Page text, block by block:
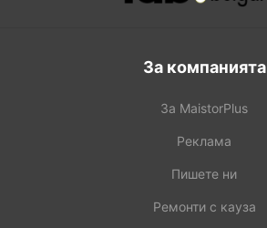
За компанията
За MaistorPlus
Реклама
Пишете ни
Ремонти с кауза